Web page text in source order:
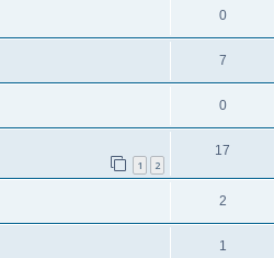
0
7
0
1 2
17
2
1